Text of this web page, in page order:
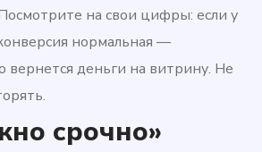
на свои цифры: если у
нормальная —
вернется деньги на витрину. Не
срочно»